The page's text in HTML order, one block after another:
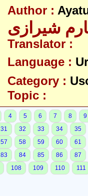
Author :
شیرازی
Translator :
Language :
Category :
Topic :
4 5 6 7 8 9
31 32 33 34 35
57 58 59 60 61
83 84 85 86 87
108 109 110 111